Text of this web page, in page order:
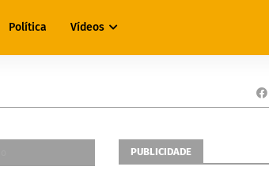
Política Vídeos
PUBLICIDADE